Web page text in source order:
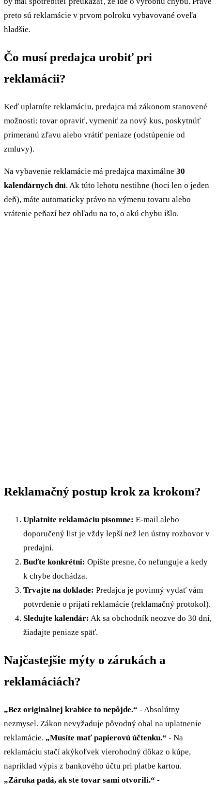
preto sú reklamácie v prvom polroku vybavované oveľa
hladšie.
Čo musí predajca urobiť pri
reklamácii?
Keď uplatníte reklamáciu, predajca má zákonom stanovené
možnosti: tovar opraviť, vymeniť za nový kus, poskytnúť
primeranú zľavu alebo vrátiť peniaze (odstúpenie od
zmluvy).
Na vybavenie reklamácie má predajca maximálne 30
kalendárnych dní. Ak túto lehotu nestihne (hoci len o jeden
deň), máte automaticky právo na výmenu tovaru alebo
vrátenie peňazí bez ohľadu na to, o akú chybu išlo.
Reklamačný postup krok za krokom?
Uplatnite reklamáciu písomne: E-mail alebo
doporučený list je vždy lepší než len ústny rozhovor v
predajni.
Buďte konkrétni: Opíšte presne, čo nefunguje a kedy
k chybe dochádza.
Trvajte na doklade: Predajca je povinný vydať vám
potvrdenie o prijatí reklamácie (reklamačný protokol).
Sledujte kalendár: Ak sa obchodník neozve do 30 dní,
žiadajte peniaze späť.
Najčastejšie mýty o zárukách a
reklamáciách?
„Bez originálnej krabice to nepôjde.“ - Absolútny
nezmysel. Zákon nevyžaduje pôvodný obal na uplatnenie
reklamácie. „Musíte mať papierovú účtenku.“ - Na
reklamáciu stačí akýkoľvek vierohodný dôkaz o kúpe,
napríklad výpis z bankového účtu pri platbe kartou.
„Záruka padá, ak ste tovar sami otvorili.“ -